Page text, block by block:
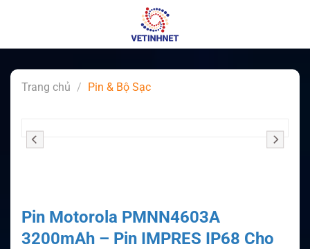
Trang chủ / Pin & Bộ Sạc
Pin Motorola PMNN4603A
3200mAh – Pin IMPRES IP68 Cho